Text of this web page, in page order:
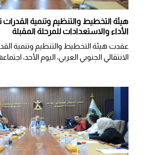
هيئة التخطيط والتنظيم وتنمية
الأداء والاستعدادات للمرحلة المقبلة
عقدت هيئة التخطيط والتنظيم وتنمية
الانتقالي الجنوبي العربي، اليوم الأحد،